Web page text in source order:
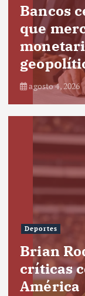
Bancos
que
agosto 4, 2026
Deportes
Brian
críticas
América